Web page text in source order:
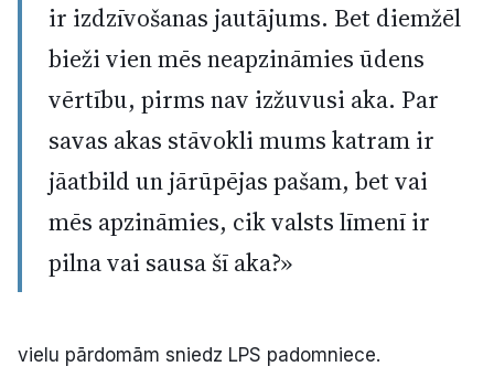
ir izdzīvošanas jautājums. Bet diemžēl
bieži vien mēs neapzināmies ūdens
vērtību, pirms nav izžuvusi aka. Par
savas akas stāvokli mums katram ir
jāatbild un jārūpējas pašam, bet vai
mēs apzināmies, cik valsts līmenī ir
pilna vai sausa šī aka?»
vielu pārdomām sniedz LPS padomniece.